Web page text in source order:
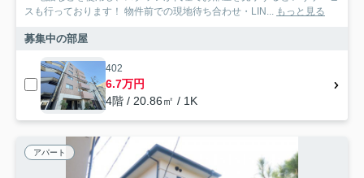
スも行っております！ 物件前での現地待ち合わせ・LIN...
もっと見る
募集中の部屋
402
6.7万円
4階 / 20.86㎡ / 1K
アパート